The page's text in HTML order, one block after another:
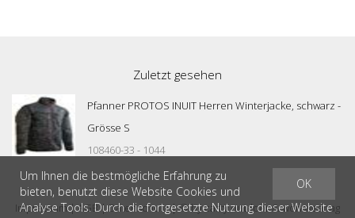
Zuletzt gesehen
Pfanner PROTOS INUIT Herren Winterjacke, schwarz -
Grösse S
108460-33 - 1044
Impressum|AGB|Datenschutz| © bycasty outdoor & workwear ag
OK
Um Ihnen die bestmögliche Erfahrung zu
bieten, benutzt diese Website Cookies und
Analyse Tools. Durch die fortgesetzte Nutzung dieser Website